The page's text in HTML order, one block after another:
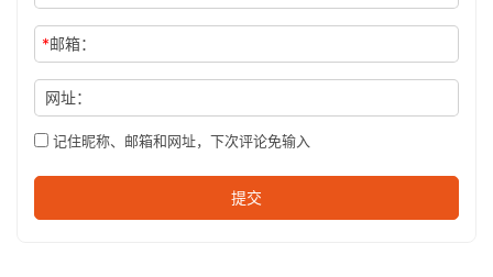
*邮箱：
网址：
记住昵称、邮箱和网址，下次评论免输入
提交